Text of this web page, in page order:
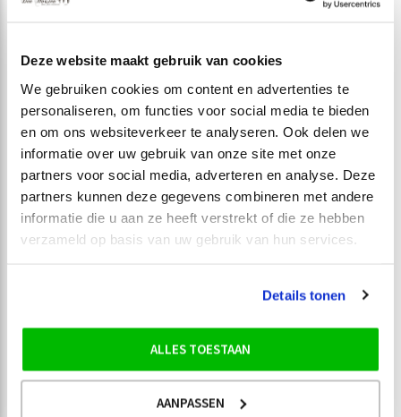
Deze website maakt gebruik van cookies
We gebruiken cookies om content en advertenties te
personaliseren, om functies voor social media te bieden
en om ons websiteverkeer te analyseren. Ook delen we
informatie over uw gebruik van onze site met onze
partners voor social media, adverteren en analyse. Deze
partners kunnen deze gegevens combineren met andere
informatie die u aan ze heeft verstrekt of die ze hebben
verzameld op basis van uw gebruik van hun services.
Details tonen
ALLES TOESTAAN
AANPASSEN
-30% -30%